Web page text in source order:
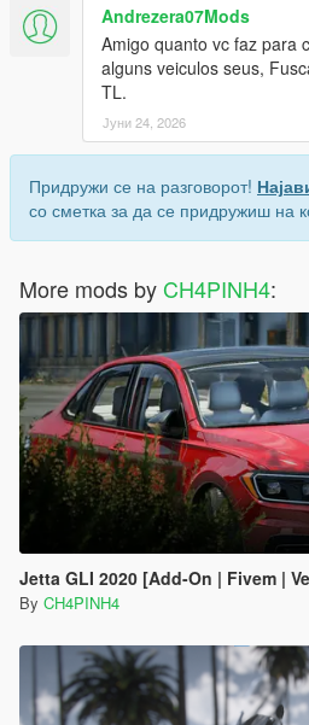
Andrezera07Mods
Amigo quanto vc faz para
alguns veiculos seus,
TL.
Јуни 24, 2026
Придружи се на разговорот!
со сметка за да се придружиш на
More mods by CH4PINH4:
Jetta GLI 2020 [Add-On | Fivem |
By CH4PINH4